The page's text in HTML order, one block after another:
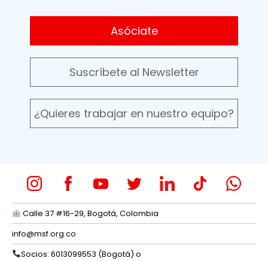
Asóciate
Suscríbete al Newsletter
¿Quieres trabajar en nuestro equipo?
Calle 37 #16-29, Bogotá, Colombia
info@msf.org.co
Socios: 6013099553 (Bogotá) o